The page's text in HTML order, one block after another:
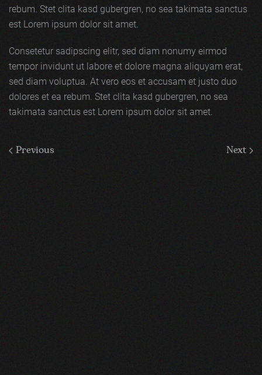
rebum. Stet clita kasd gubergren, no sea takimata sanctus
est Lorem ipsum dolor sit amet.
Consetetur sadipscing elitr, sed diam nonumy eirmod
tempor invidunt ut labore et dolore magna aliquyam erat,
sed diam voluptua. At vero eos et accusam et justo duo
dolores et ea rebum. Stet clita kasd gubergren, no sea
takimata sanctus est Lorem ipsum dolor sit amet.
Previous Next